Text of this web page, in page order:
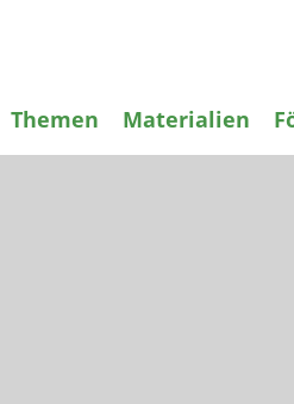
Themen Materialien